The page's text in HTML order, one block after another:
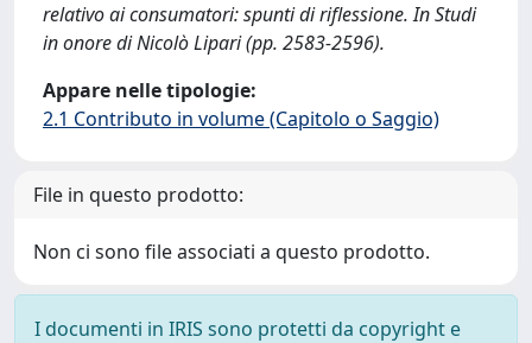
relativo ai consumatori: spunti di riflessione. In Studi
in onore di Nicolò Lipari (pp. 2583-2596).
Appare nelle tipologie:
2.1 Contributo in volume (Capitolo o Saggio)
File in questo prodotto:
Non ci sono file associati a questo prodotto.
I documenti in IRIS sono protetti da copyright e